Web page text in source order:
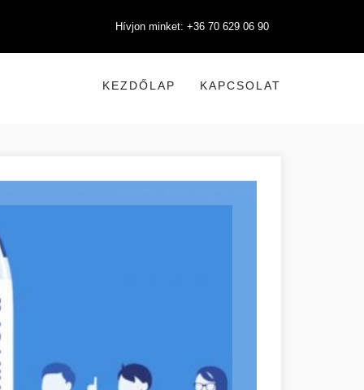
Hívjon minket: +36 70 629 06 90
KEZDŐLAP KAPCSOLAT